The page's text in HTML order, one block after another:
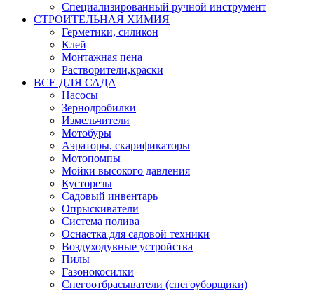
Специализированный ручной инструмент
СТРОИТЕЛЬНАЯ ХИМИЯ
Герметики, силикон
Клей
Монтажная пена
Растворители,краски
ВСЕ ДЛЯ САДА
Насосы
Зернодробилки
Измельчители
Мотобуры
Аэраторы, скарификаторы
Мотопомпы
Мойки высокого давления
Кусторезы
Садовый инвентарь
Опрыскиватели
Система полива
Оснастка для садовой техники
Воздуходувные устройства
Пилы
Газонокосилки
Снегоотбрасыватели (снегоуборщики)